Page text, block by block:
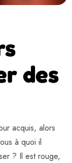
des
acquis, alors
à quoi il
? Il est rouge,